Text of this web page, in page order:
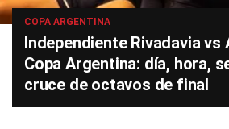
COPA ARGENTINA
Independiente Rivadavia
Copa Argentina: día, hora,
cruce de octavos de final